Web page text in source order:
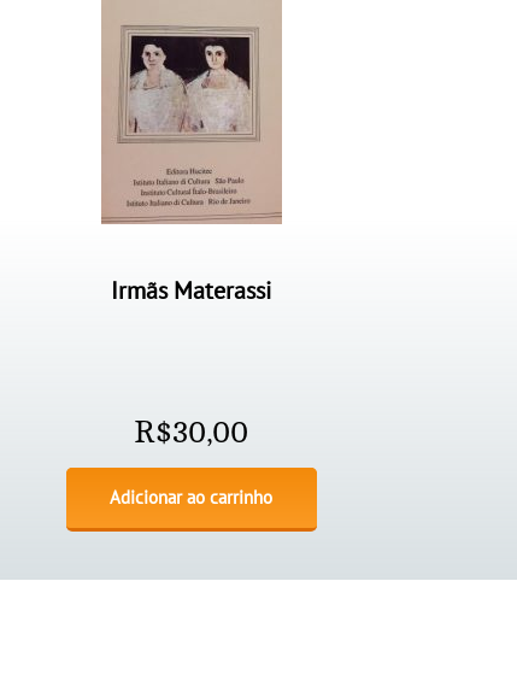
Irmãs Materassi
R$30,00
Adicionar ao carrinho